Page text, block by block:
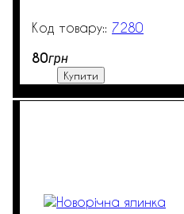
7280
80грн
Купити